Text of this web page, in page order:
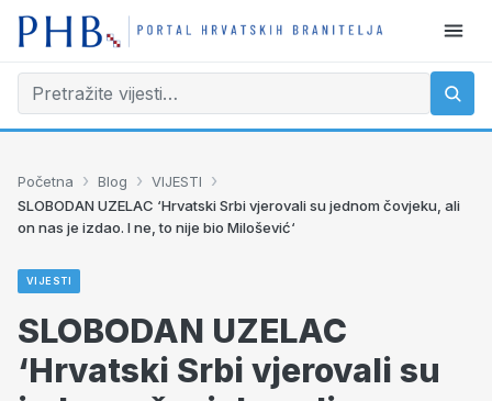
Početna › Blog › VIJESTI ›
SLOBODAN UZELAC ‘Hrvatski Srbi vjerovali su jednom čovjeku, ali
on nas je izdao. I ne, to nije bio Milošević‘
VIJESTI
SLOBODAN UZELAC
‘Hrvatski Srbi vjerovali su